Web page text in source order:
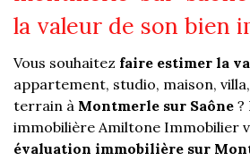
la valeur de son bien
Vous souhaitez faire estimer la
appartement, studio, maison,
terrain à Montmerle sur Saône ?
immobilière Amiltone Immobilier
évaluation immobilière sur